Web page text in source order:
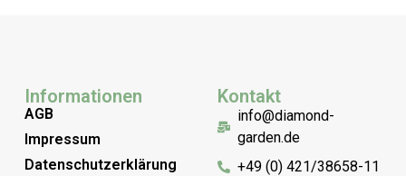
Informationen
AGB
Impressum
Datenschutzerklärung
Kontakt
info@diamond-
garden.de
+49 (0) 421/38658-11